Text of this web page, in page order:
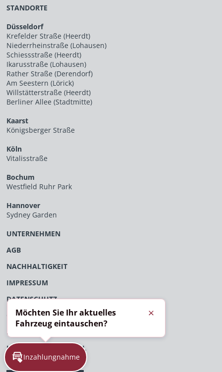
STANDORTE
Düsseldorf
Krefelder Straße (Heerdt)
Niederrheinstraße (Lohausen)
Schiessstraße (Heerdt)
Ikarusstraße (Lohausen)
Rather Straße (Derendorf)
Am Seestern (Lörick)
Willstätterstraße (Heerdt)
Berliner Allee (Stadtmitte)
Kaarst
Königsberger Straße
Köln
Vitalisstraße
Bochum
Westfield Ruhr Park
Hannover
Sydney Garden
UNTERNEHMEN
AGB
NACHHALTIGKEIT
IMPRESSUM
DATENSCHUTZ
ÖFFENTLICHES VERFAHRENSVERZEICHNIS
EU-DATENVERORDNUNG
HINWEISGEBERPORTAL
Inzahlungnahme
Möchten Sie Ihr aktuelles
Fahrzeug eintauschen?
Schließen